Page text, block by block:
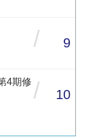
/ 9
4期修 / 10